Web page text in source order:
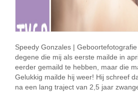
Speedy Gonzales |
degene die mij als eerste mailde in
eerder gemaild te hebben, maar die
Gelukkig mailde hij weer! Hij schreef
na een lang traject van 2,5 jaar